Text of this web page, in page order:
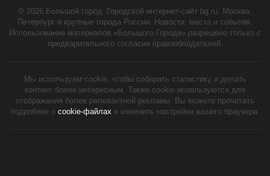
© 2026 Большой город. Городской интернет-сайт bg.ru. Москва,
Петербург и крупные города России. Новости, места и события.
Использование материалов «Большого Города» разрешено только с
предварительного согласия правообладателей.
Мы используем cookie, чтобы собирать статистику и делать
контент более интересным. Также cookie используются для
отображения более релевантной рекламы. Вы можете прочитать
подробнее о cookie-файлах и изменить настройки вашего браузера.